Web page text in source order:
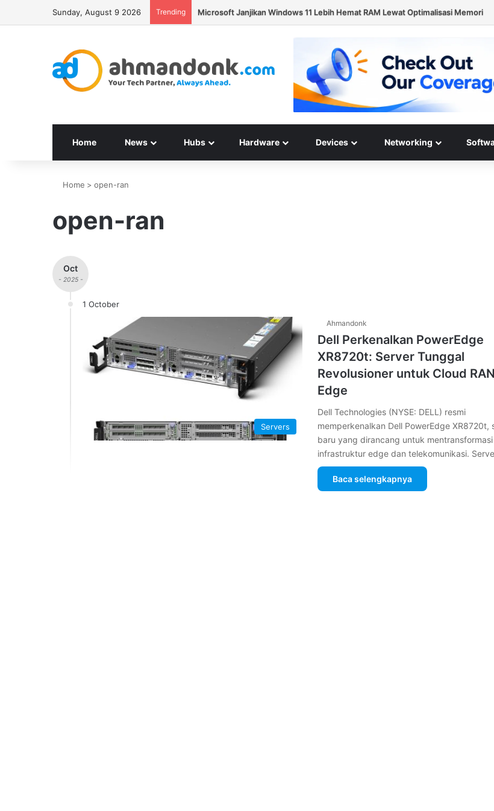
Sunday, August 9 2026 Trending Seagate Targetkan Hard Disk HAMR 50 TB Mulai Validasi Pelanggan pada 2027
Home News Hubs Hardware Devices Networking
Home > open-ran
open-ran
Oct
- 2025 -
1 October
Servers
Ahmandonk
Dell Perkenalkan PowerEdge
XR8720t: Server Tunggal
Revolusioner untuk Cloud
Edge
Dell Technologies (NYSE: DELL) resmi
memperkenalkan Dell PowerEdge XR8720t,
baru yang dirancang untuk mentransformasi
infrastruktur edge dan telekomunikasi.
Baca selengkapnya